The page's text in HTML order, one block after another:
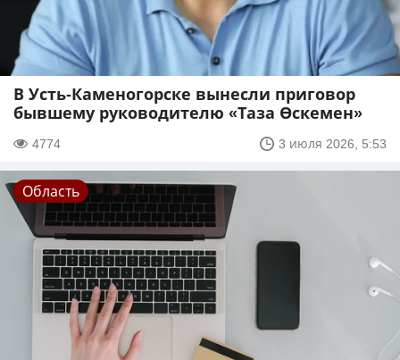
В Усть-Каменогорске вынесли приговор
бывшему руководителю «Таза Өскемен»
4774 3 июля 2026, 5:53
Область